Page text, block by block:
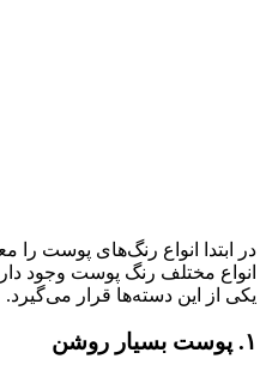
در ابتدا انواع رنگ‌های پوست
انواع مختلف رنگ پوست وجود
یکی از این دسته‌ها قرار می‌گیرد.
۱. پوست بسیار روشن